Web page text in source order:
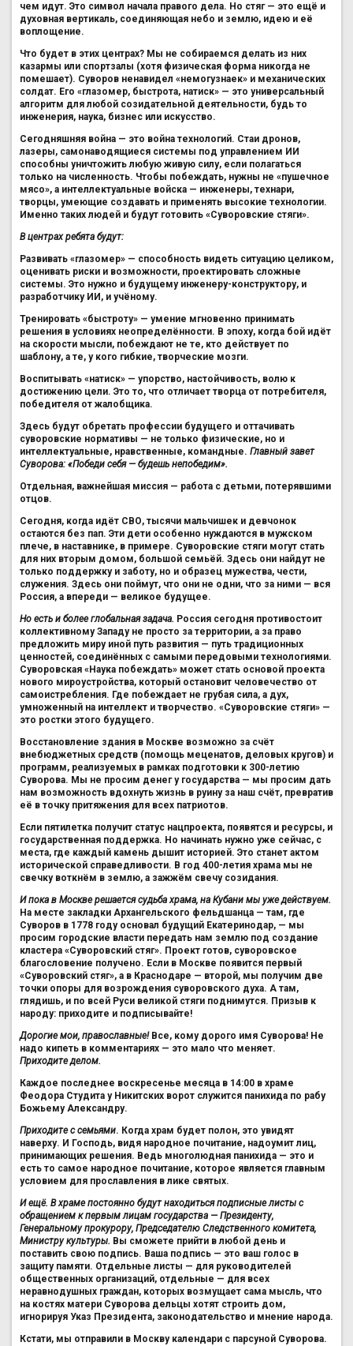
чем идут. Это символ начала правого дела. Но стяг — это ещё и
духовная вертикаль, соединяющая небо и землю, идею и её
воплощение.
Что будет в этих центрах? Мы не собираемся делать из них
казармы или спортзалы (хотя физическая форма никогда не
помешает). Суворов ненавидел «немогузнаек» и механических
солдат. Его «глазомер, быстрота, натиск» — это универсальный
алгоритм для любой созидательной деятельности, будь то
инженерия, наука, бизнес или искусство.
Сегодняшняя война — это война технологий. Стаи дронов,
лазеры, самонаводящиеся системы под управлением ИИ
способны уничтожить любую живую силу, если полагаться
только на численность. Чтобы побеждать, нужны не «пушечное
мясо», а интеллектуальные войска — инженеры, технари,
творцы, умеющие создавать и применять высокие технологии.
Именно таких людей и будут готовить «Суворовские стяги».
В центрах ребята будут:
Развивать «глазомер» — способность видеть ситуацию целиком,
оценивать риски и возможности, проектировать сложные
системы. Это нужно и будущему инженеру-конструктору, и
разработчику ИИ, и учёному.
Тренировать «быстроту» — умение мгновенно принимать
решения в условиях неопределённости. В эпоху, когда бой идёт
на скорости мысли, побеждают не те, кто действует по
шаблону, а те, у кого гибкие, творческие мозги.
Воспитывать «натиск» — упорство, настойчивость, волю к
достижению цели. Это то, что отличает творца от потребителя,
победителя от жалобщика.
Здесь будут обретать профессии будущего и оттачивать
суворовские нормативы — не только физические, но и
интеллектуальные, нравственные, командные. Главный завет
Суворова: «Победи себя — будешь непобедим».
Отдельная, важнейшая миссия — работа с детьми, потерявшими
отцов.
Сегодня, когда идёт СВО, тысячи мальчишек и девчонок
остаются без пап. Эти дети особенно нуждаются в мужском
плече, в наставнике, в примере. Суворовские стяги могут стать
для них вторым домом, большой семьёй. Здесь они найдут не
только поддержку и заботу, но и образец мужества, чести,
служения. Здесь они поймут, что они не одни, что за ними — вся
Россия, а впереди — великое будущее.
Но есть и более глобальная задача. Россия сегодня противостоит
коллективному Западу не просто за территории, а за право
предложить миру иной путь развития — путь традиционных
ценностей, соединённых с самыми передовыми технологиями.
Суворовская «Наука побеждать» может стать основой проекта
нового мироустройства, который остановит человечество от
самоистребления. Где побеждает не грубая сила, а дух,
умноженный на интеллект и творчество. «Суворовские стяги» —
это ростки этого будущего.
Восстановление здания в Москве возможно за счёт
внебюджетных средств (помощь меценатов, деловых кругов) и
программ, реализуемых в рамках подготовки к 300-летию
Суворова. Мы не просим денег у государства — мы просим дать
нам возможность вдохнуть жизнь в руину за наш счёт, превратив
её в точку притяжения для всех патриотов.
Если пятилетка получит статус нацпроекта, появятся и ресурсы, и
государственная поддержка. Но начинать нужно уже сейчас, с
места, где каждый камень дышит историей. Это станет актом
исторической справедливости. В год 400-летия храма мы не
свечку воткнём в землю, а зажжём свечу созидания.
И пока в Москве решается судьба храма, на Кубани мы уже действуем.
На месте закладки Архангельского фельдшанца — там, где
Суворов в 1778 году основал будущий Екатеринодар, — мы
просим городские власти передать нам землю под создание
кластера «Суворовский стяг». Проект готов, суворовское
благословение получено. Если в Москве появится первый
«Суворовский стяг», а в Краснодаре — второй, мы получим две
точки опоры для возрождения суворовского духа. А там,
глядишь, и по всей Руси великой стяги поднимутся. Призыв к
народу: приходите и подписывайте!
Дорогие мои, православные!Все, кому дорого имя Суворова! Не
надо кипеть в комментариях — это мало что меняет.
Приходите делом.
Каждое последнее воскресенье месяца в 14:00 в храме
Феодора Студита у Никитских ворот служится панихида по рабу
Божьему Александру.
Приходите с семьями. Когда храм будет полон, это увидят
наверху. И Господь, видя народное почитание, надоумит лиц,
принимающих решения. Ведь многолюдная панихида — это и
есть то самое народное почитание, которое является главным
условием для прославления в лике святых.
И ещё. В храме постоянно будут находиться подписные листы с
обращением к первым лицам государства — Президенту,
Генеральному прокурору, Председателю Следственного комитета,
Министру культуры. Вы сможете прийти в любой день и
поставить свою подпись. Ваша подпись — это ваш голос в
защиту памяти. Отдельные листы — для руководителей
общественных организаций, отдельные — для всех
неравнодушных граждан, которых возмущает сама мысль, что
на костях матери Суворова дельцы хотят строить дом,
игнорируя Указ Президента, законодательство и мнение народа.
Кстати, мы отправили в Москву календари с парсуной Суворова.